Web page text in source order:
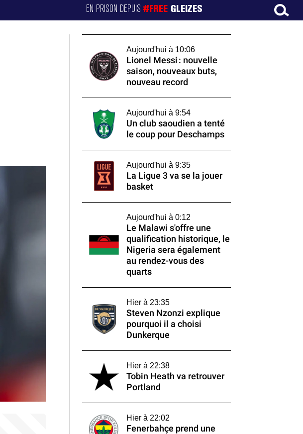
EN PRISON DEPUIS#FREE GLEIZES
Aujourd'hui à 10:06
Lionel Messi : nouvelle
saison, nouveaux buts,
nouveau record
Aujourd'hui à 9:54
Un club saoudien a tenté
le coup pour Deschamps
Aujourd'hui à 9:35
La Ligue 3 va se la jouer
basket
Aujourd'hui à 0:12
Le Malawi s'offre une
qualification historique, le
Nigeria sera également
au rendez-vous des
quarts
Hier à 23:35
Steven Nzonzi explique
pourquoi il a choisi
Dunkerque
Hier à 22:38
Tobin Heath va retrouver
Portland
Hier à 22:02
Fenerbahçe prend une